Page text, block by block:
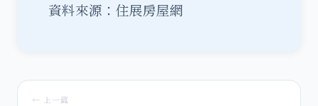
資料來源：住展房屋網
← 上一篇